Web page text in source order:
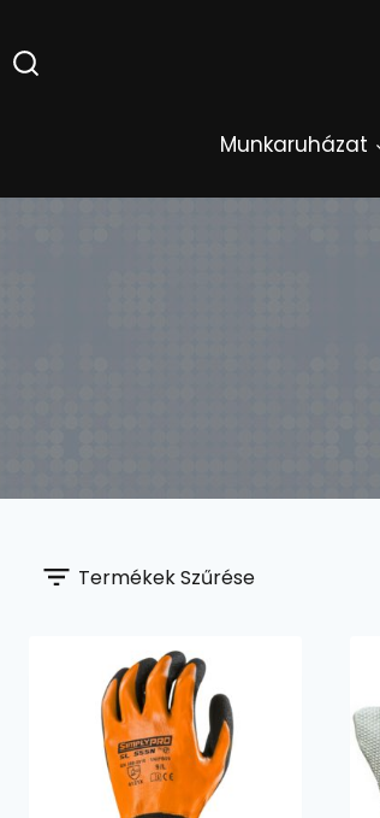
to
content
Munkaruházat
Termékek Szűrése